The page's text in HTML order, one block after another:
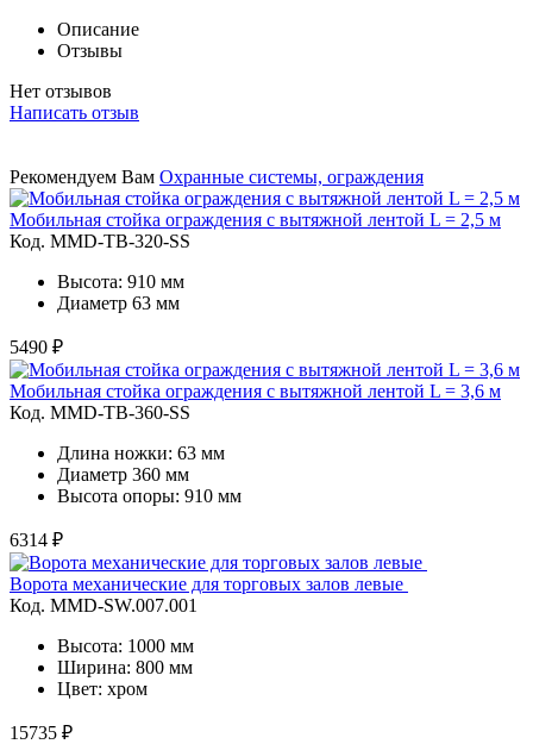
Описание
Отзывы
Нет отзывов
Написать отзыв
Рекомендуем Вам Охранные системы, ограждения
Мобильная стойка ограждения с вытяжной лентой L = 2,5 м
Код. MMD-TB-320-SS
Высота: 910 мм
Диаметр 63 мм
5490 ₽
Мобильная стойка ограждения с вытяжной лентой L = 3,6 м
Код. MMD-TB-360-SS
Длина ножки: 63 мм
Диаметр 360 мм
Высота опоры: 910 мм
6314 ₽
Ворота механические для торговых залов левые
Код. MMD-SW.007.001
Высота: 1000 мм
Ширина: 800 мм
Цвет: хром
15735 ₽